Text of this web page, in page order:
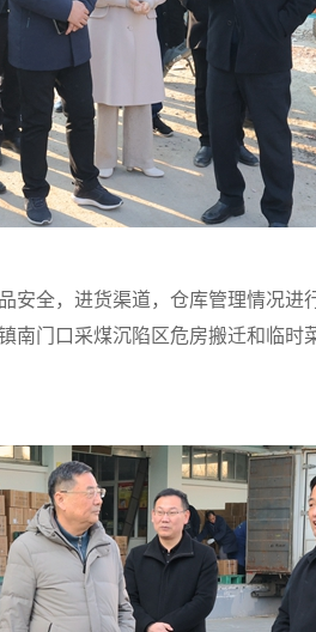
安全，进货渠道，仓库管理情况
门口采煤沉陷区危房搬迁和临